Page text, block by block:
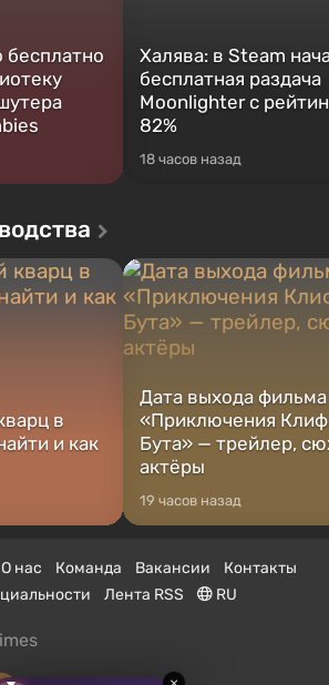
Халява: в Steam
бесплатная раздача
Moonlighter с
82%
18 часов назад
в
и как
Дата выхода фильма
«Приключения
Бута» — трейлер,
актёры
19 часов назад
О нас Команда Вакансии
Контакты
Лента RSS RU